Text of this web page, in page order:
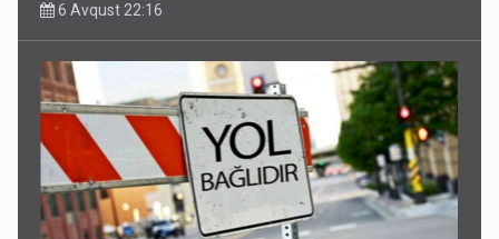
6 Avqust 22:16